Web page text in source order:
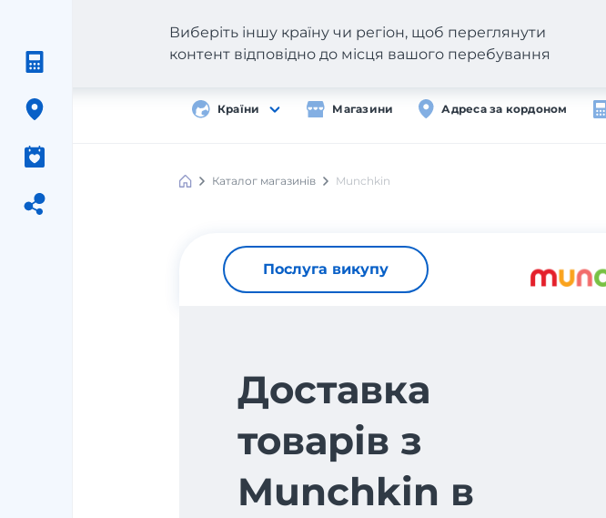
Країни Магазини Адреса за кордоном
Виберіть іншу країну чи регіон, щоб переглянути
контент відповідно до місця вашого перебування
Каталог магазинів Munchkin
Послуга викупу
Доставка
товарів з
Munchkin в